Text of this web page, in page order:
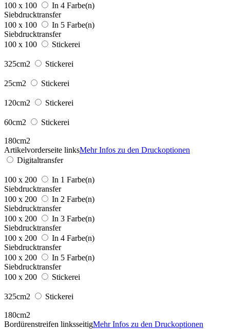
100 x 100
In 4 Farbe(n)
Siebdrucktransfer
100 x 100
In 5 Farbe(n)
Siebdrucktransfer
100 x 100
Stickerei
325cm2 Stickerei
25cm2 Stickerei
120cm2 Stickerei
60cm2 Stickerei
180cm2
Artikelvorderseite linksMehr Infos zu den Druckoptionen
Digitaltransfer
100 x 200
In 1 Farbe(n)
Siebdrucktransfer
100 x 200
In 2 Farbe(n)
Siebdrucktransfer
100 x 200
In 3 Farbe(n)
Siebdrucktransfer
100 x 200
In 4 Farbe(n)
Siebdrucktransfer
100 x 200
In 5 Farbe(n)
Siebdrucktransfer
100 x 200
Stickerei
325cm2 Stickerei
180cm2
Bordürenstreifen linksseitigMehr Infos zu den Druckoptionen